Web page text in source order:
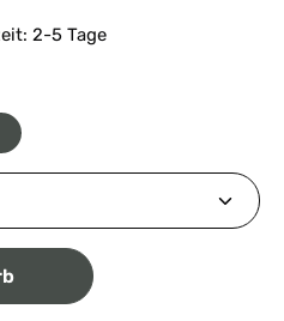
2-5 Tage
gewünschten Wert ein